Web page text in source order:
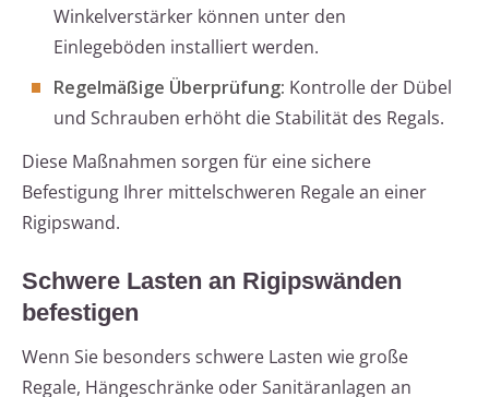
Winkelverstärker können unter den
Einlegeböden installiert werden.
Regelmäßige Überprüfung: Kontrolle der Dübel
und Schrauben erhöht die Stabilität des Regals.
Diese Maßnahmen sorgen für eine sichere
Befestigung Ihrer mittelschweren Regale an einer
Rigipswand.
Schwere Lasten an Rigipswänden
befestigen
Wenn Sie besonders schwere Lasten wie große
Regale, Hängeschränke oder Sanitäranlagen an